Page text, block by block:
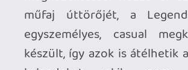
Abyss múlt héten megjelent open-world
akció-kalandja.